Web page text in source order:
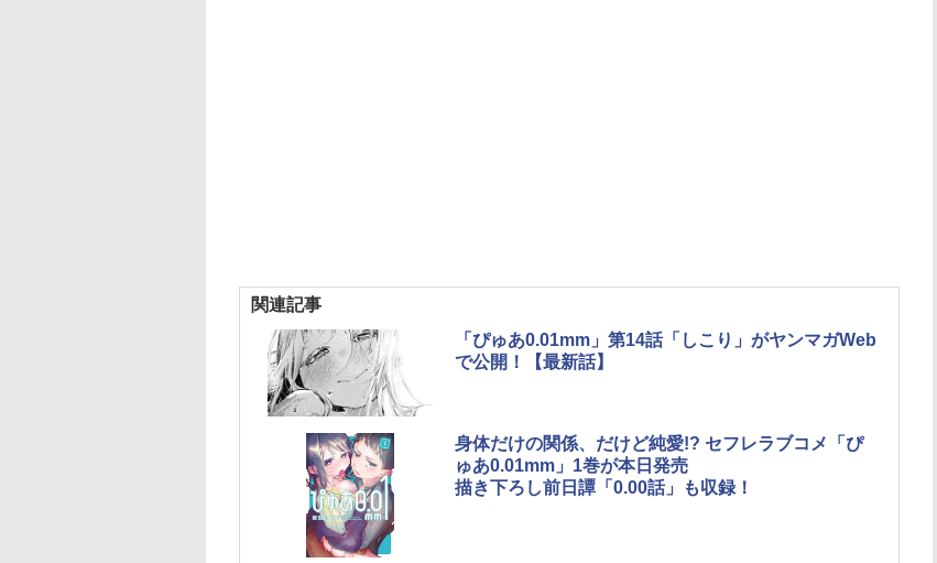
関連記事
「ぴゅあ0.01mm」第14話「しこり」がヤンマガWeb
で公開！【最新話】
身体だけの関係、だけど純愛!? セフレラブコメ「ぴ
ゅあ0.01mm」1巻が本日発売
描き下ろし前日譚「0.00話」も収録！